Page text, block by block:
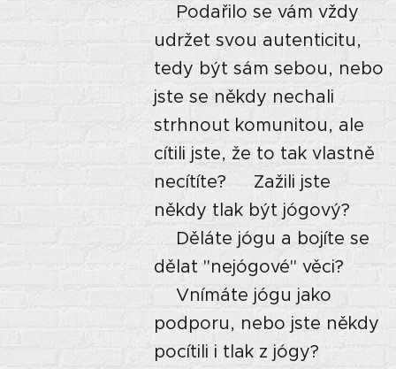
⭐Podařilo se vám vždy
udržet svou autenticitu,
tedy být sám sebou, nebo
jste se někdy nechali
strhnout komunitou, ale
cítili jste, že to tak vlastně
necítíte? ⭐Zažili jste
někdy tlak být jógový?
⭐Děláte jógu a bojíte se
dělat "nejógové" věci?
⭐Vnímáte jógu jako
podporu, nebo jste někdy
pocítili i tlak z jógy?